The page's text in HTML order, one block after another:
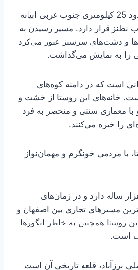
برزآباد در فاصله حدود 25 کیلومتری جنوب غربی ابیانه
نطنز قرار دارد. مسیر رسیدن به
و دشت‌های سرسبز عبور می‌کرد
را به نمایش می‌گذاشت.
است که در دامنه کوه‌های
خانه‌های این روستا از خشت و
معماری سنتی و منحصر به فرد
را خیره می‌کنند.
با مردمی خونگرم و مهمان‌نواز
ساله دارد و در زمان‌های
مسیرهای تجاری بین اصفهان و
روستا همچنین به خاطر انگورها
است.
برزآباد، قلعه تاریخی آن است